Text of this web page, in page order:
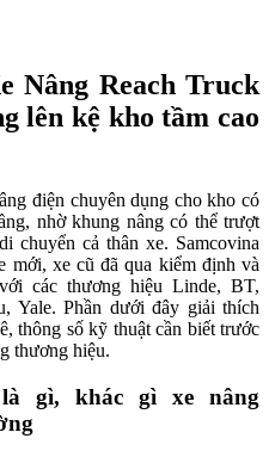
Nâng Reach Truck
lên kệ kho tầm cao
điện chuyên dụng cho kho có
nhờ khung nâng có thể trượt
chuyển cả thân xe. Samcovina
mới, xe cũ đã qua kiểm định và
các thương hiệu Linde, BT,
Yale. Phần dưới đây giải thích
thông số kỹ thuật cần biết trước
thương hiệu.
gì, khác gì xe nâng